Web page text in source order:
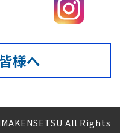
様へ
All Rights